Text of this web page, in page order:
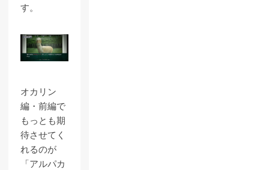
す。
オカリン
編・前編で
もっとも期
待させてく
れるのが
「アルパカ